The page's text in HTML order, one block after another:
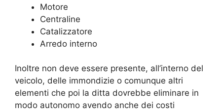
Motore
Centraline
Catalizzatore
Arredo interno
Inoltre non deve essere presente, all’interno del
veicolo, delle immondizie o comunque altri
elementi che poi la ditta dovrebbe eliminare in
modo autonomo avendo anche dei costi